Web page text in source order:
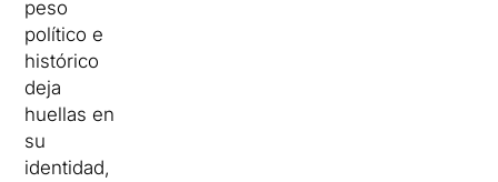
peso
político e
histórico
deja
huellas en
su
identidad,